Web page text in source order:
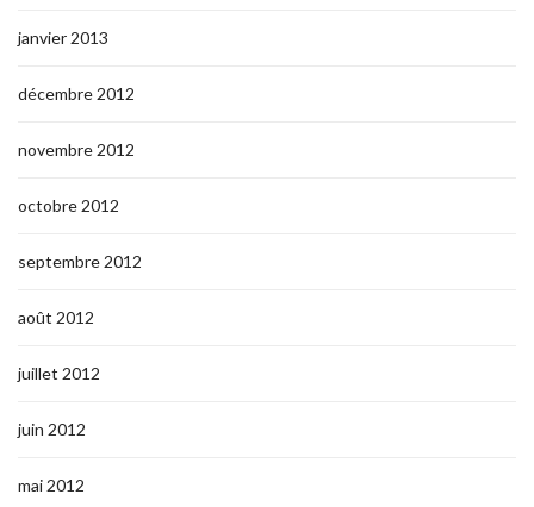
janvier 2013
décembre 2012
novembre 2012
octobre 2012
septembre 2012
août 2012
juillet 2012
juin 2012
mai 2012